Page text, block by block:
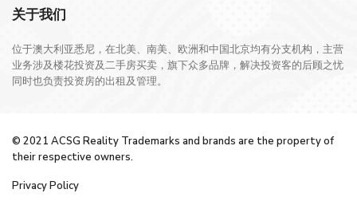
关于我们
位于澳大利亚悉尼，在北美、南美、欧洲和中国北京均有分支机构，主营
业务涉及楼花投资及二手房买卖，旗下众多品牌，解决投资客的后顾之忧
同时也负责投资房的出租及管理。
© 2021 ACSG Reality Trademarks and brands are the property of
their respective owners.
Privacy Policy